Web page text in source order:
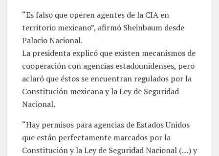
“Es falso que operen agentes de la CIA en
territorio mexicano”, afirmó Sheinbaum desde
Palacio Nacional.
La presidenta explicó que existen mecanismos de
cooperación con agencias estadounidenses, pero
aclaró que éstos se encuentran regulados por la
Constitución mexicana y la Ley de Seguridad
Nacional.
“Hay permisos para agencias de Estados Unidos
que están perfectamente marcados por la
Constitución y la Ley de Seguridad Nacional (…) y